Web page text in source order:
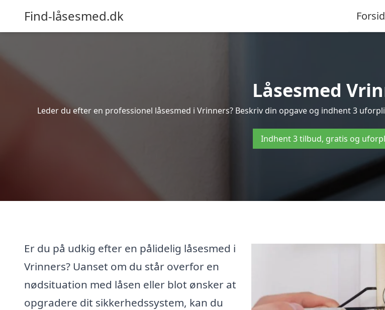
Find-låsesmed.dk
Låsesmed
Leder du efter en professionel låsesmed i Vrinners? Beskriv din opgave og indhent 3
Indhent 3 tilbud, gratis og
Er du på udkig efter en pålidelig låsesmed i
Vrinners? Uanset om du står overfor en
nødsituation med låsen eller blot ønsker at
opgradere dit sikkerhedssystem, kan du